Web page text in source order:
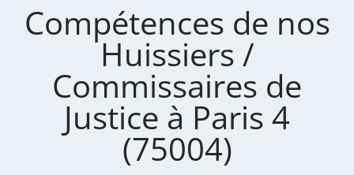
Compétences de nos
Huissiers /
Commissaires de
Justice à Paris 4
(75004)